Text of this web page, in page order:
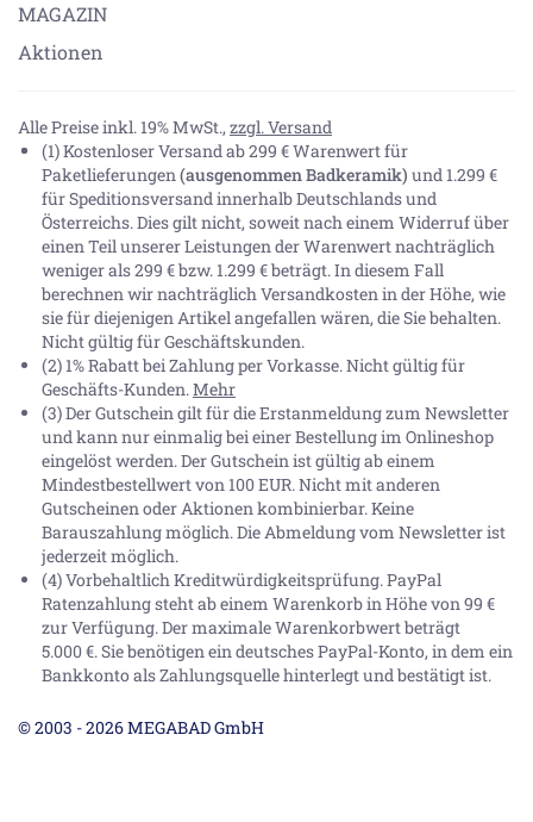
MAGAZIN
Aktionen
Alle Preise inkl. 19% MwSt., zzgl. Versand
(1) Kostenloser Versand ab 299 € Warenwert für
Paketlieferungen(ausgenommen Badkeramik) und 1.299 €
für Speditionsversand innerhalb Deutschlands und
Österreichs. Dies gilt nicht, soweit nach einem Widerruf über
einen Teil unserer Leistungen der Warenwert nachträglich
weniger als 299 € bzw. 1.299 € beträgt. In diesem Fall
berechnen wir nachträglich Versandkosten in der Höhe, wie
sie für diejenigen Artikel angefallen wären, die Sie behalten.
Nicht gültig für Geschäftskunden.
(2) 1% Rabatt bei Zahlung per Vorkasse. Nicht gültig für
Geschäfts-Kunden.Mehr
(3) Der Gutschein gilt für die Erstanmeldung zum Newsletter
und kann nur einmalig bei einer Bestellung im Onlineshop
eingelöst werden. Der Gutschein ist gültig ab einem
Mindestbestellwert von 100 EUR. Nicht mit anderen
Gutscheinen oder Aktionen kombinierbar. Keine
Barauszahlung möglich. Die Abmeldung vom Newsletter ist
jederzeit möglich.
(4) Vorbehaltlich Kreditwürdigkeitsprüfung. PayPal
Ratenzahlung steht ab einem Warenkorb in Höhe von99 €
zur Verfügung. Der maximale Warenkorbwert beträgt
5.000 €. Sie benötigen ein deutsches PayPal-Konto, in dem ein
Bankkonto als Zahlungsquelle hinterlegt und bestätigt ist.
© 2003 - 2026 MEGABAD GmbH